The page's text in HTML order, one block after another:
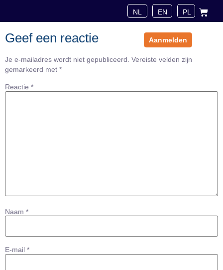
Aanmelden
sint.Amet minim mollit non deserunt ullamco est sit aliqua dolor do
Geef een reactie
Je e-mailadres wordt niet gepubliceerd. Vereiste velden zijn
gemarkeerd met *
Reactie *
Naam *
E-mail *